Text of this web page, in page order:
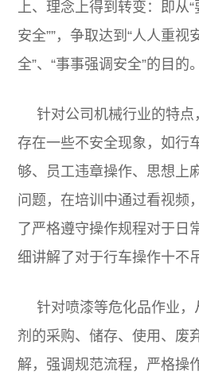
上、理念上得到转变：即从
安全””，争取达到“人人重视
全”、“事事强调安全”的目的。
针对公司机械行业的特点
存在一些不安全现象，如行
够、员工违章操作、思想上
问题，在培训中通过看视频
了严格遵守操作规程对于日
细讲解了对于行车操作十不
针对喷漆等危化品作业，
剂的采购、储存、使用、废
解，强调规范流程，严格操